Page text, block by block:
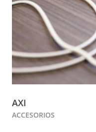
AXI
ACCESORIOS